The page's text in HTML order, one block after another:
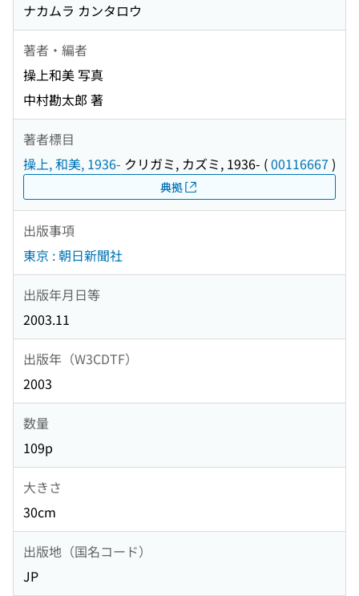
ナカムラ カンタロウ
著者・編者
操上和美 写真
中村勘太郎 著
著者標目
操上, 和美, 1936- クリガミ, カズミ, 1936- (00116667 )
典拠
出版事項
東京 : 朝日新聞社
出版年月日等
2003.11
出版年（W3CDTF）
2003
数量
109p
大きさ
30cm
出版地（国名コード）
JP